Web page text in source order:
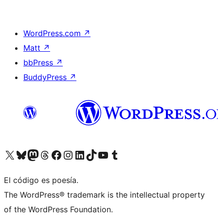
WordPress.com ↗
Matt ↗
bbPress ↗
BuddyPress ↗
Visita nuestra cuenta de X (anteriormente Twitter)
Visita nuestra cuenta de Bluesky
Visita nuestra cuenta de Mastodon
Visita nuestra cuenta de Threads
Visita nuestra página de Facebook
Visita nuestra cuenta de Instagram
Visita nuestra cuenta de LinkedIn
Visita nuestra cuenta de TikTok
Visita nuestro canal de YouTube
Visita nuestra cuenta de Tumblr
El código es poesía.
The WordPress® trademark is the intellectual property
of the WordPress Foundation.